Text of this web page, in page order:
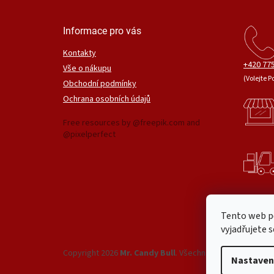
Tento web
vyjadřujete
Informace pro vás
Kontakty
Vše o nákupu
Obchodní podmínky
Ochrana osobních údajů
Free resources by @freepik.com and
@pixelperfect
+420
(Volejte
Copyright 2026 Mr. Candy Bull. Všechna práva vyhrazena.